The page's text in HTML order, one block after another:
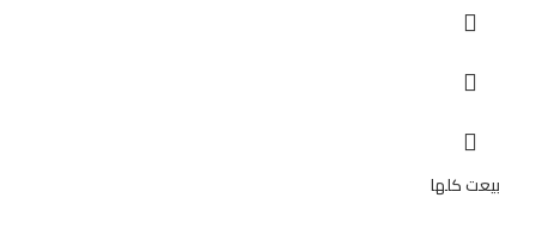
بيعت كلها